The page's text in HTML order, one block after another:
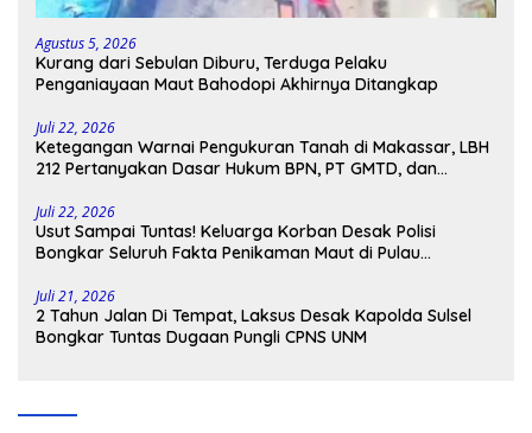
Agustus 5, 2026
Kurang dari Sebulan Diburu, Terduga Pelaku
Penganiayaan Maut Bahodopi Akhirnya Ditangkap
Juli 22, 2026
Ketegangan Warnai Pengukuran Tanah di Makassar, LBH
212 Pertanyakan Dasar Hukum BPN, PT GMTD, dan
Juli 22, 2026
Usut Sampai Tuntas! Keluarga Korban Desak Polisi
Bongkar Seluruh Fakta Penikaman Maut di Pulau
Juli 21, 2026
2 Tahun Jalan Di Tempat, Laksus Desak Kapolda Sulsel
Bongkar Tuntas Dugaan Pungli CPNS UNM